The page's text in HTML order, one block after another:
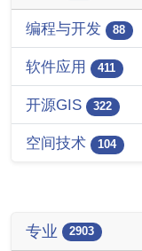
编程与开发 88
软件应用 411
开源GIS 322
空间技术 104
专业 2903